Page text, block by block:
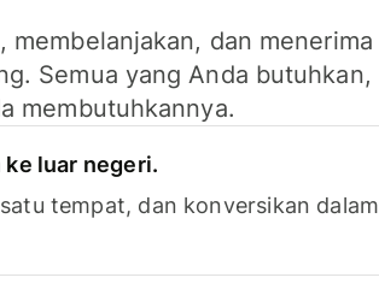
membelanjakan, dan menerima
Semua yang Anda butuhkan,
membutuhkannya.
ke luar negeri.
tempat, dan konversikan dalam